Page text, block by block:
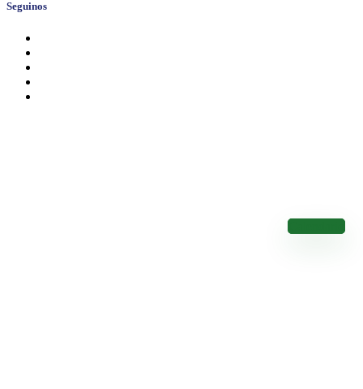
Seguinos